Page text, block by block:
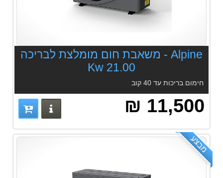
Alpine - משאבת חום מומלצת לבריכה
21.00 Kw
חימום בריכות עד 40 קוב
11,500 ₪ פרטים
מבצע